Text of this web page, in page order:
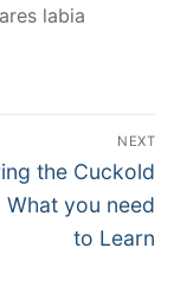
labia
NEXT
the Cuckold
What you need
to Learn